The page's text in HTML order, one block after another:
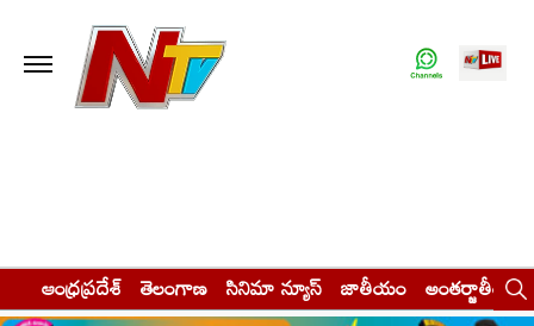
ఆంధ్రప్రదేశ్ తెలంగాణ సినిమా న్యూస్ జాతీయం అంతర్జాతీయం